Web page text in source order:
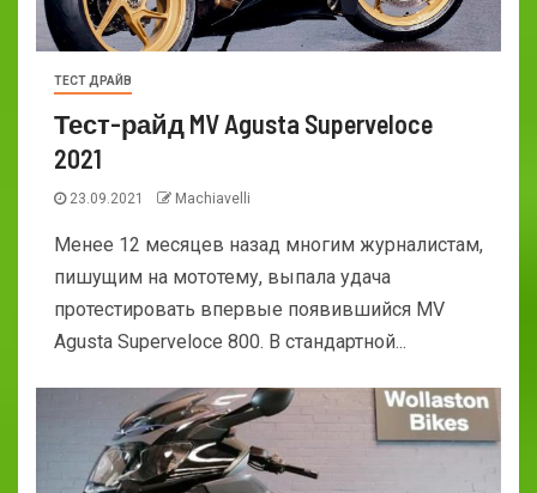
ТЕСТ ДРАЙВ
Тест-райд MV Agusta Superveloce
2021
23.09.2021 Machiavelli
Менее 12 месяцев назад многим журналистам,
пишущим на мототему, выпала удача
протестировать впервые появившийся MV
Agusta Superveloce 800. В стандартной...